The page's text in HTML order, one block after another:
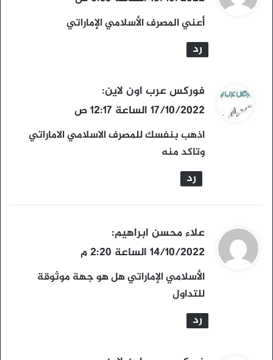
و
ل
أعني المصرف الأسلامي الإماراتي
رد
ي
ق
و
ل
فوركس عرب اون لاين:
17/10/2022 الساعة 12:17 ص
اذهب بنفسك للمصرف الاسلامي الاماراتي
وتاكد منه
رد
ي
ق
و
ل
علاء محسن ابراهيم:
14/10/2022 الساعة 2:20 م
الأسلامي الإماراتي هل هو جهة موثوقة
للتداول
رد